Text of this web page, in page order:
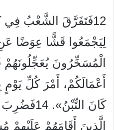
12فَتَفَرَّقَ الشَّعْبُ
الْمُسَخِّرُونَ يُعَجِّلُونَهُمْ
أَعْمَالَكُمْ، أَمْرَ كُلِّ يَوْمٍ
كَانَ
الَّذِينَ أَقَامَهُمْ